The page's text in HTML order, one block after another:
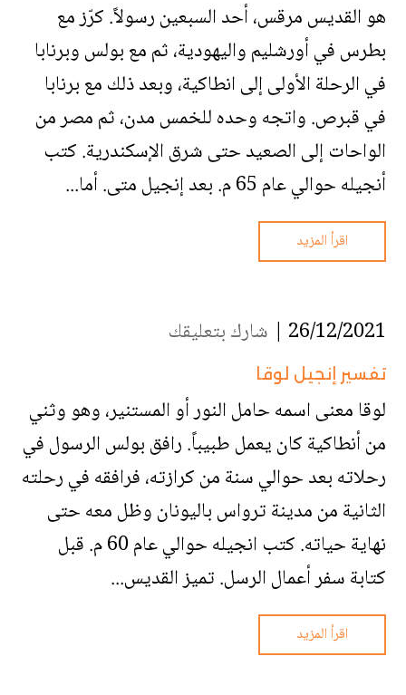
هو القديس مرقس، أحد السبعين رسولاً. كرّز مع
بطرس في أورشليم واليهودية، ثم مع بولس وبرنابا
في الرحلة الأولى إلى انطاكية، وبعد ذلك مع برنابا
في قبرص. واتجه وحده للخمس مدن، ثم مصر من
الواحات إلى الصعيد حتى شرق الإسكندرية. كتب
أنجيله حوالي عام 65 م. بعد إنجيل متى. أما...
اقرأ المزيد
26/12/2021 | شارك بتعليقك
تفسير إنجيل لوقا
لوقا معنى اسمه حامل النور أو المستنير، وهو وثني
من أنطاكية كان يعمل طبيباً. رافق بولس الرسول في
رحلاته بعد حوالي سنة من كرازته، فرافقه في رحلته
الثانية من مدينة ترواس باليونان وظل معه حتى
نهاية حياته. كتب انجيله حوالي عام 60 م. قبل
كتابة سفر أعمال الرسل. تميز القديس...
اقرأ المزيد